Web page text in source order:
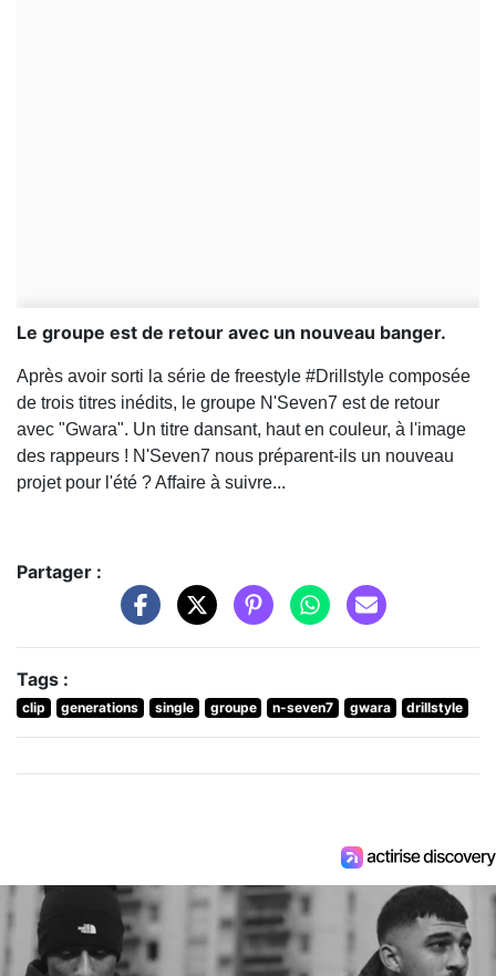
Le groupe est de retour avec un nouveau banger.
Après avoir sorti la série de freestyle #Drillstyle composée
de trois titres inédits, le groupe N'Seven7 est de retour
avec "Gwara". Un titre dansant, haut en couleur, à l'image
des rappeurs ! N'Seven7 nous préparent-ils un nouveau
projet pour l'été ? Affaire à suivre...
Partager :
Tags :
clip generations single groupe n-seven7 gwara drillstyle